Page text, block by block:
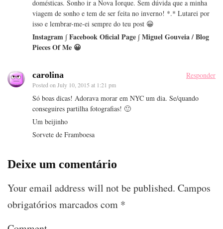
domésticas. Sonho ir a Nova Iorque. Sem dúvida que a minha
viagem de sonho e tem de ser feita no inverno! *.* Lutarei por
isso e lembrar-me-ei sempre do teu post 😀
Instagram ∫ Facebook Oficial Page ∫ Miguel Gouveia / Blog
Pieces Of Me 😀
carolina
Posted on July 10, 2015 at 1:21 pm
Responder
Só boas dicas! Adorava morar em NYC um dia. Se/quando
conseguires partilha fotografias! 🙂
Um beijinho
Sorvete de Framboesa
Deixe um comentário
Your email address will not be published. Campos
obrigatórios marcados com *